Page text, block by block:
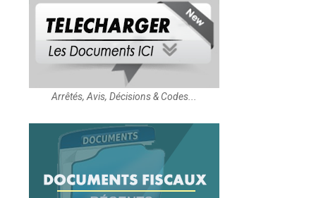
Arrêtés, Avis, Décisions & Codes...